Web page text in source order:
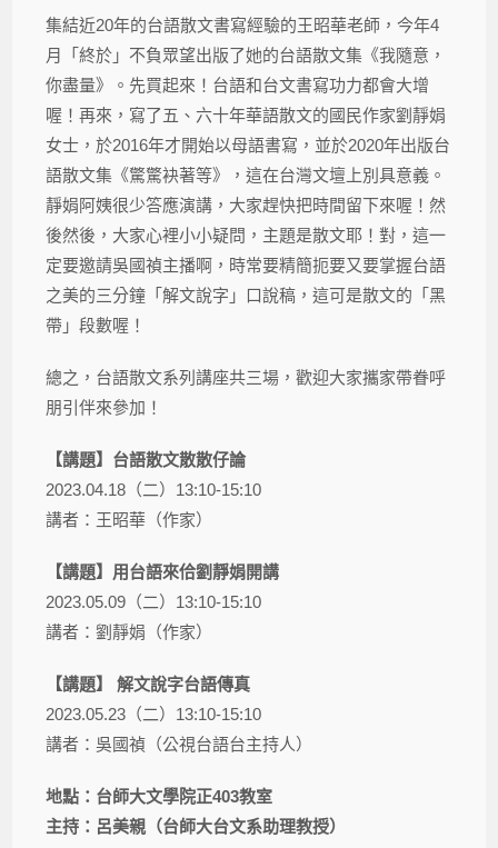
集結近20年的台語散文書寫經驗的王昭華老師，今年4
月「終於」不負眾望出版了她的台語散文集《我隨意，
你盡量》。先買起來！台語和台文書寫功力都會大增
喔！再來，寫了五、六十年華語散文的國民作家劉靜娟
女士，於2016年才開始以母語書寫，並於2020年出版台
語散文集《驚驚袂著等》，這在台灣文壇上別具意義。
靜娟阿姨很少答應演講，大家趕快把時間留下來喔！然
後然後，大家心裡小小疑問，主題是散文耶！對，這一
定要邀請吳國禎主播啊，時常要精簡扼要又要掌握台語
之美的三分鐘「解文說字」口說稿，這可是散文的「黑
帶」段數喔！
總之，台語散文系列講座共三場，歡迎大家攜家帶眷呼
朋引伴來參加！
【講題】台語散文散散仔論
2023.04.18（二）13:10-15:10
講者：王昭華（作家）
【講題】用台語來佮劉靜娟開講
2023.05.09（二）13:10-15:10
講者：劉靜娟（作家）
【講題】
解文說字台語傳真
2023.05.23（二）13:10-15:10
講者：吳國禎（公視台語台主持人）
地點：台師大文學院正403教室
主持：呂美親（台師大台文系助理教授）